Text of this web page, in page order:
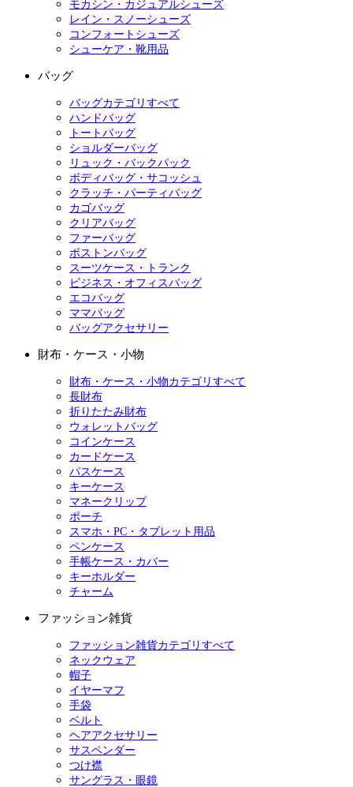
モカシン・カジュアルシューズ
レイン・スノーシューズ
コンフォートシューズ
シューケア・靴用品
バッグ
バッグカテゴリすべて
ハンドバッグ
トートバッグ
ショルダーバッグ
リュック・バックパック
ボディバッグ・サコッシュ
クラッチ・パーティバッグ
カゴバッグ
クリアバッグ
ファーバッグ
ボストンバッグ
スーツケース・トランク
ビジネス・オフィスバッグ
エコバッグ
ママバッグ
バッグアクセサリー
財布・ケース・小物
財布・ケース・小物カテゴリすべて
長財布
折りたたみ財布
ウォレットバッグ
コインケース
カードケース
パスケース
キーケース
マネークリップ
ポーチ
スマホ・PC・タブレット用品
ペンケース
手帳ケース・カバー
キーホルダー
チャーム
ファッション雑貨
ファッション雑貨カテゴリすべて
ネックウェア
帽子
イヤーマフ
手袋
ベルト
ヘアアクセサリー
サスペンダー
つけ襟
サングラス・眼鏡